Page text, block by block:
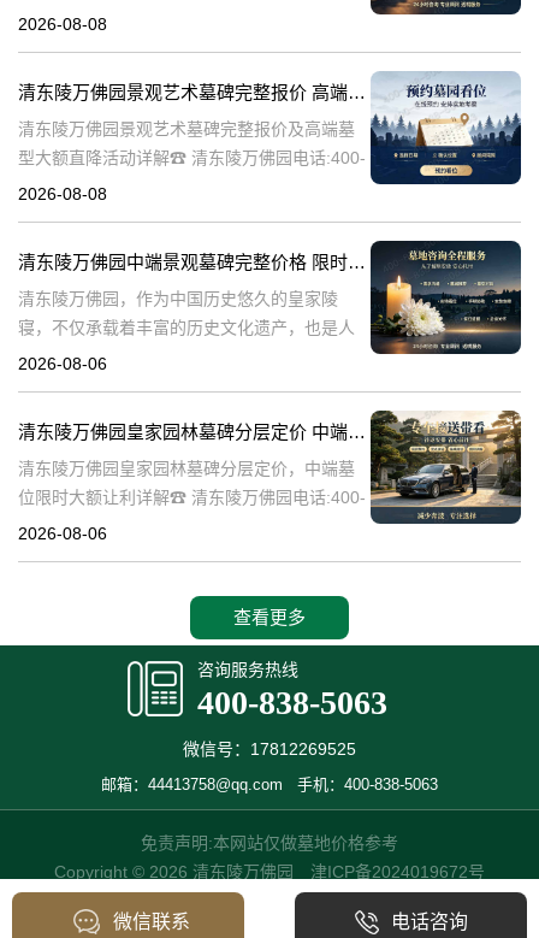
陵万佛园电话:400-838-5063清东陵万佛园，作
2026-08-08
清东陵万佛园景观艺术墓碑完整报价 高端墓型大额直降活动详解
清东陵万佛园景观艺术墓碑完整报价及高端墓
型大额直降活动详解☎ 清东陵万佛园电话:400-
838-5063清东陵万佛园，作为中国历史悠久的
2026-08-08
清东陵万佛园中端景观墓碑完整价格 限时减免多年管理费详解
清东陵万佛园，作为中国历史悠久的皇家陵
寝，不仅承载着丰富的历史文化遗产，也是人
们缅怀先人、寄托哀思的重要场所。近年来，
清
2026-08-06
清东陵万佛园皇家园林墓碑分层定价 中端墓位限时大额让利详解
清东陵万佛园皇家园林墓碑分层定价，中端墓
位限时大额让利详解☎ 清东陵万佛园电话:400-
838-5063清东陵万佛园，作为中国历史上著名
2026-08-06
查看更多
咨询服务热线
400-838-5063
微信号：17812269525
邮箱：44413758@qq.com 手机：400-838-5063
免责声明:本网站仅做墓地价格参考
Copyright © 2026 清东陵万佛园 津ICP备2024019672号
微信联系 电话咨询